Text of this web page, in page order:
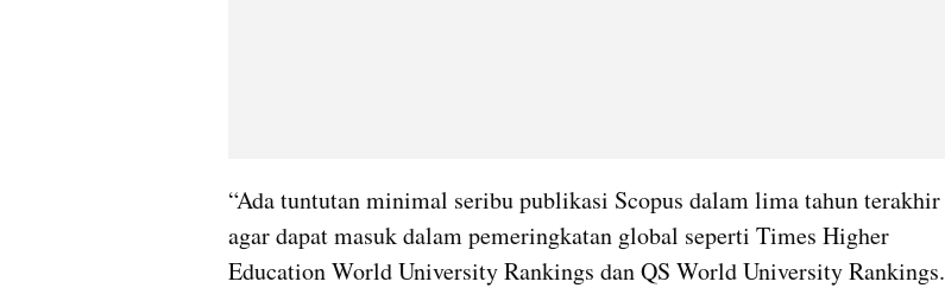
“Ada tuntutan minimal seribu publikasi Scopus dalam lima tahun terakhir
agar dapat masuk dalam pemeringkatan global seperti Times Higher
Education World University Rankings dan QS World University Rankings.